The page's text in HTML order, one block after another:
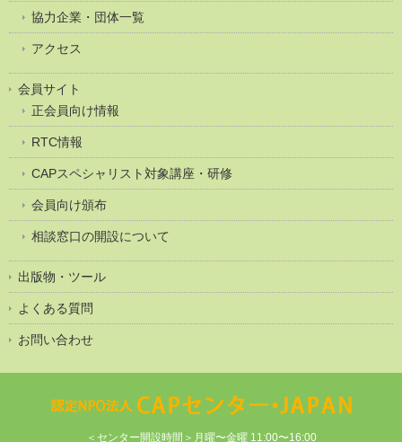
協力企業・団体一覧
アクセス
会員サイト
正会員向け情報
RTC情報
CAPスペシャリスト対象講座・研修
会員向け頒布
相談窓口の開設について
出版物・ツール
よくある質問
お問い合わせ
＜センター開設時間＞月曜〜金曜 11:00〜16:00